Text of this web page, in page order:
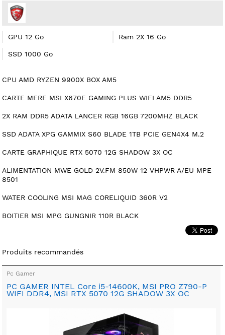
GPU 12 Go Ram 2X 16 Go
SSD 1000 Go
CPU AMD RYZEN 9900X BOX AM5
CARTE MERE MSI X670E GAMING PLUS WIFI AM5 DDR5
2X RAM DDR5 ADATA LANCER RGB 16GB 7200MHZ BLACK
SSD ADATA XPG GAMMIX S60 BLADE 1TB PCIE GEN4X4 M.2
CARTE GRAPHIQUE RTX 5070 12G SHADOW 3X OC
ALIMENTATION MWE GOLD 2V.FM 850W 12 VHPWR A/EU MPE
8501
WATER COOLING MSI MAG CORELIQUID 360R V2
BOITIER MSI MPG GUNGNIR 110R BLACK
Produits recommandés
Pc Gamer
PC GAMER INTEL Core i5-14600K, MSI PRO Z790-P
WIFI DDR4, MSI RTX 5070 12G SHADOW 3X OC